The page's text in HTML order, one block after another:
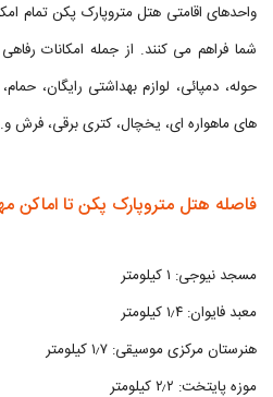
واحدهای اقامتی هتل متروپارک پکن تمام
شما فراهم می کنند. از جمله امکانات
حوله، دمپائی، لوازم بهداشتی رایگان، حمام،
های ماهواره ای، یخچال، کتری برقی، فرش
فاصله هتل متروپارک پکن تا اماکن
مسجد نیوجی: ۱ کیلومتر
معبد فایوان: ۱٫۴ کیلومتر
هنرستان مرکزی موسیقی: ۱٫۷ کیلومتر
موزه پایتخت: ۲٫۲ کیلومتر